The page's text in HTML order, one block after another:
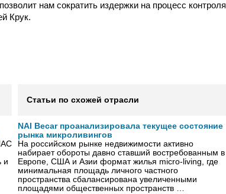
нам сократить издержки на процесс контроля
Крук.
и
Статьи по схожей отрасли
NAI Becar проанализировала текущее состояние
рынка микроливингов
На российском рынке недвижимости активно
набирает обороты давно ставший востребованным в
Европе, США и Азии формат жилья micro-living, где
минимальная площадь личного частного
пространства сбалансирована увеличенными
площадями общественных пространств …